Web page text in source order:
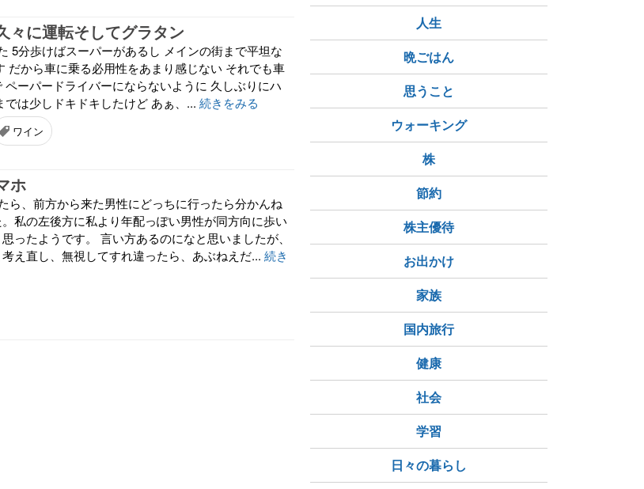
々に運転そしてグラタン
5分歩けばスーパーがあるし メインの街まで平坦な
だから車に乗る必用性をあまり感じない それでも車
ーパードライバーにならないように 久しぶりにハ
は少しドキドキしたけど あぁ、... 続きをみる
ワイン
ホ
ら、前方から来た男性にどっちに行ったら分かんね
私の左後方に私より年配っぽい男性が同方向に歩い
ったようです。 言い方あるのになと思いましたが、
え直し、無視してすれ違ったら、あぶねえだ... 続き
人生
晩ごはん
思うこと
ウォーキング
株
節約
株主優待
お出かけ
家族
国内旅行
健康
社会
学習
日々の暮らし